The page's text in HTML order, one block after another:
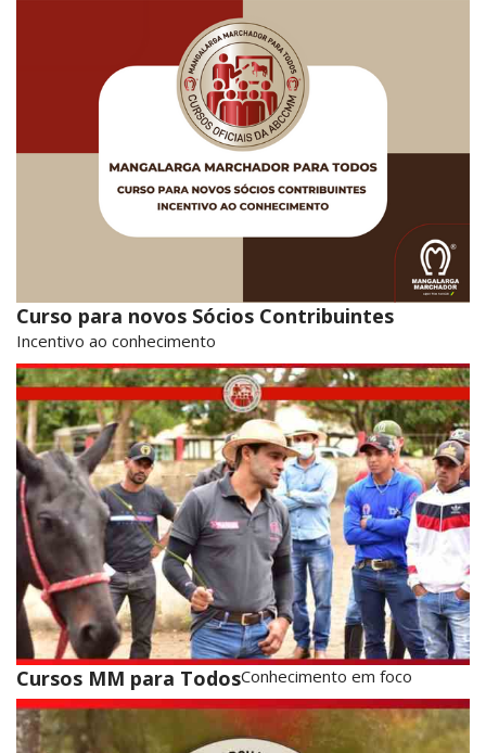
Curso para novos Sócios Contribuintes
Incentivo ao conhecimento
Cursos MM para TodosConhecimento em foco